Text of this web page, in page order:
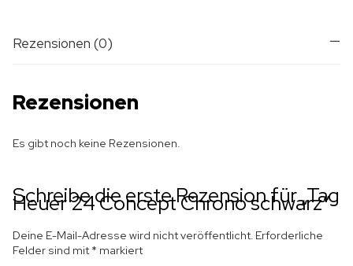
Rezensionen (0)
Rezensionen
Es gibt noch keine Rezensionen.
Schreibe die erste Rezension für „Tag
Heuer 24 Concept Chrono schwarz“
Deine E-Mail-Adresse wird nicht veröffentlicht. Erforderliche
Felder sind mit * markiert